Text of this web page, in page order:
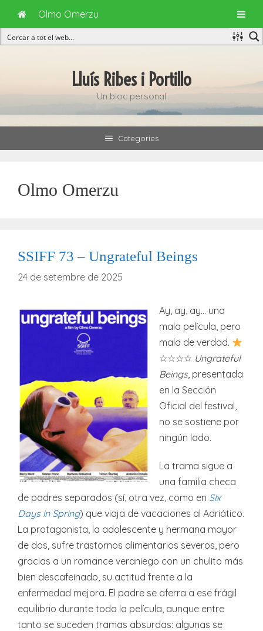
Lluís Ribes i Portillo
Un bloc personal
Categories
Olmo Omerzu
SSIFF 73 – Ungrateful Beings
24 de setembre de 2025
Ay, ay, ay… una
mala película, pero
mala de verdad.
☆☆☆☆ Ungrateful
Beings, presentada
en la Sección
Oficial del festival,
no se sostiene por
ningún lado.
La trama sigue a
una familia checa
de padres separados (sí, otra vez, como en Six
Days in Spring) que viaja de vacaciones al Adriático.
La protagonista, la adolescente y hermana mayor
de dos, sufre trastornos alimentarios severos, pero
gracias a un romance veraniego con un chulito más
bien descafeinado, su actitud frente a la
enfermedad mejora. El padre se aferra a ese frágil
equilibrio durante toda la película, aunque entre
tanto se suceden tramas absurdas: algunas se
Olmo Omerzu